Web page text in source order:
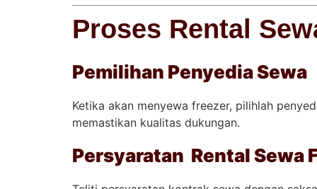
Proses Rental
Pemilihan Penyedia Sewa
Ketika akan menyewa freezer, pilihlah
memastikan kualitas dukungan.
Persyaratan Rental Sewa